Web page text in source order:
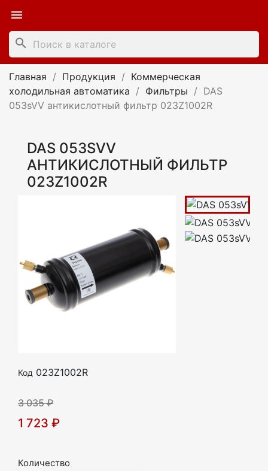

search
Главная Продукция
Коммерческая
холодильная автоматика
Фильтры
DAS
053sVV антикислотный фильтр 023Z1002R
DAS 053SVV
АНТИКИСЛОТНЫЙ ФИЛЬТР
023Z1002R
Код 023Z1002R
3 035 ₽
1 723 ₽
Количество